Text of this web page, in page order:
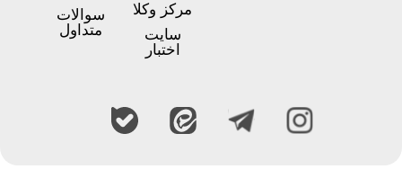
سوالات
متداول
مرکز وکلا
سایت
اختبار